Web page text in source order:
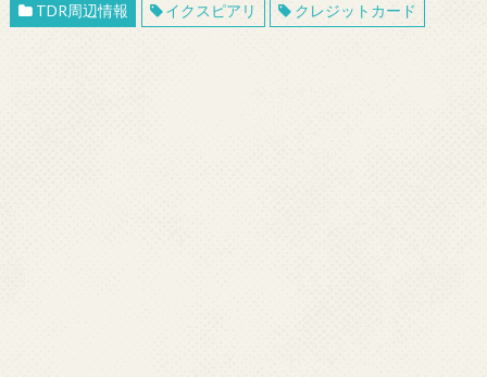
TDR周辺情報 イクスピアリ クレジットカード